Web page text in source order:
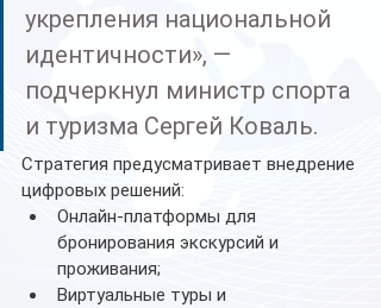
укрепления национальной
идентичности», —
подчеркнул министр спорта
и туризма Сергей Коваль.
Стратегия предусматривает внедрение
цифровых решений:
Онлайн-платформы для
бронирования экскурсий и
проживания;
Виртуальные туры и